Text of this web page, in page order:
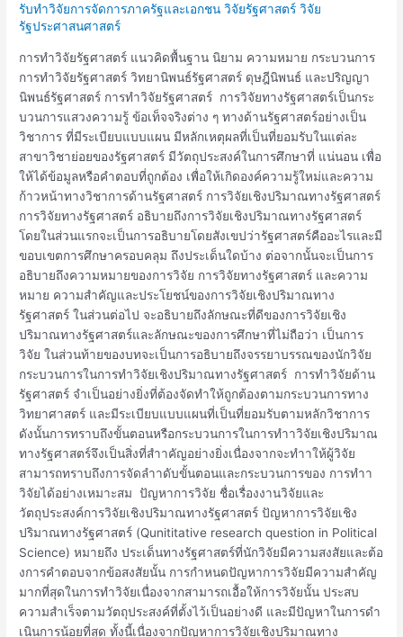
รับทำวิจัยการจัดการภาครัฐและเอกชน วิจัยรัฐศาสตร์ วิจัย
รัฐประศาสนศาสตร์
การทำวิจัยรัฐศาสตร์ แนวคิดพื้นฐาน นิยาม ความหมาย กระบวนการ
การทำวิจัยรัฐศาสตร์ วิทยานิพนธ์รัฐศาสตร์ ดุษฎีนิพนธ์ และปริญญา
นิพนธ์รัฐศาสตร์ การทำวิจัยรัฐศาสตร์ การวิจัยทางรัฐศาสตร์เป็นกระ
บวนการแสวงความรู้ ข้อเท็จจริงต่าง ๆ ทางด้านรัฐศาสตร์อย่างเป็น
วิชาการ ที่มีระเบียบแบบแผน มีหลักเหตุผลที่เป็นที่ยอมรับในแต่ละ
สาขาวิชาย่อยของรัฐศาสตร์ มีวัตถุประสงค์ในการศึกษาที่ แน่นอน เพื่อ
ให้ได้ข้อมูลหรือคำตอบที่ถูกต้อง เพื่อให้เกิดองค์ความรู้ใหม่และความ
ก้าวหน้าทางวิชาการด้านรัฐศาสตร์ การวิจัยเชิงปริมาณทางรัฐศาสตร์
การวิจัยทางรัฐศาสตร์ อธิบายถึงการวิจัยเชิงปริมาณทางรัฐศาสตร์
โดยในส่วนแรกจะเป็นการอธิบายโดยสังเขปว่ารัฐศาสตร์คืออะไรและมี
ขอบเขตการศึกษาครอบคลุม ถึงประเด็นใดบ้าง ต่อจากนั้นจะเป็นการ
อธิบายถึงความหมายของการวิจัย การวิจัยทางรัฐศาสตร์ และความ
หมาย ความสําคัญและประโยชน์ของการวิจัยเชิงปริมาณทาง
รัฐศาสตร์ ในส่วนต่อไป จะอธิบายถึงลักษณะที่ดีของการวิจัยเชิง
ปริมาณทางรัฐศาสตร์และลักษณะของการศึกษาที่ไม่ถือว่า เป็นการ
วิจัย ในส่วนท้ายของบทจะเป็นการอธิบายถึงจรรยาบรรณของนักวิจัย
กระบวนการในการทำวิจัยเชิงปริมาณทางรัฐศาสตร์ การทําวิจัยด้าน
รัฐศาสตร์ จําเป็นอย่างยิ่งที่ต้องจัดทําให้ถูกต้องตามกระบวนการทาง
วิทยาศาสตร์ และมีระเบียบแบบแผนที่เป็นที่ยอมรับตามหลักวิชาการ
ดังนั้นการทราบถึงขั้นตอนหรือกระบวนการในการทําาวิจัยเชิงปริมาณ
ทางรัฐศาสตร์จึงเป็นสิ่งที่สําาคัญอย่างยิ่งเนื่องจากจะทําาให้ผู้วิจัย
สามารถทราบถึงการจัดลําาดับขั้นตอนและกระบวนการของ การทําา
วิจัยได้อย่างเหมาะสม ปัญหาการวิจัย ชื่อเรื่องงานวิจัยและ
วัตถุประสงค์การวิจัยเชิงปริมาณทางรัฐศาสตร์ ปัญหาการวิจัยเชิง
ปริมาณทางรัฐศาสตร์ (Qunititative research question in Political
Science) หมายถึง ประเด็นทางรัฐศาสตร์ที่นักวิจัยมีความสงสัยและต้อ
งการคําตอบจากข้อสงสัยนั้น การกําหนดปัญหาการวิจัยมีความสําคัญ
มากที่สุดในการทําวิจัยเนื่องจากสามารถเอื้อให้การวิจัยนั้น ประสบ
ความสําเร็จตามวัตถุประสงค์ที่ตั้งไว้เป็นอย่างดี และมีปัญหาในการดํา
เนินการน้อยที่สุด ทั้งนี้เนื่องจากปัญหาการวิจัยเชิงปริมาณทาง
รัฐศาสตร์
วิทยานิพนธ์
รัฐศาสตร์